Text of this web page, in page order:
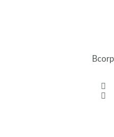
Bcorp